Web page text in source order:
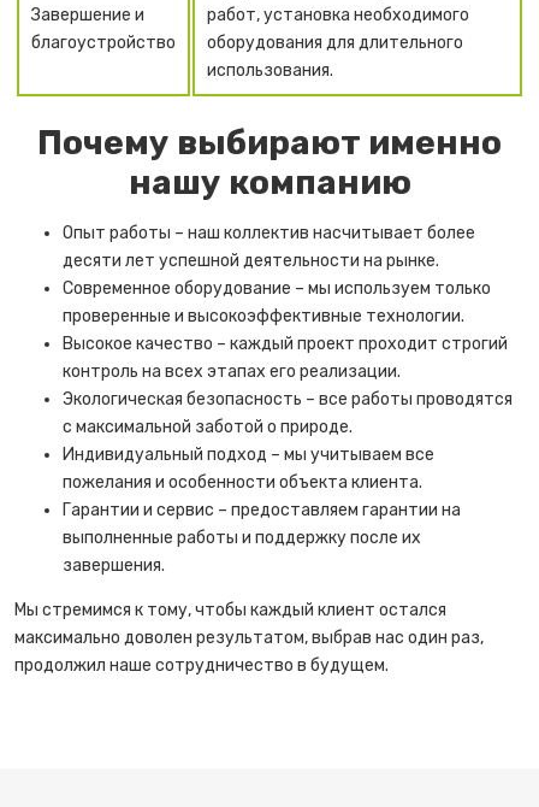
Завершение и
благоустройство
работ, установка необходимого
оборудования для длительного
использования.
Почему выбирают именно
нашу компанию
Опыт работы – наш коллектив насчитывает более
десяти лет успешной деятельности на рынке.
Современное оборудование – мы используем только
проверенные и высокоэффективные технологии.
Высокое качество – каждый проект проходит строгий
контроль на всех этапах его реализации.
Экологическая безопасность – все работы проводятся
с максимальной заботой о природе.
Индивидуальный подход – мы учитываем все
пожелания и особенности объекта клиента.
Гарантии и сервис – предоставляем гарантии на
выполненные работы и поддержку после их
завершения.
Мы стремимся к тому, чтобы каждый клиент остался
максимально доволен результатом, выбрав нас один раз,
продолжил наше сотрудничество в будущем.